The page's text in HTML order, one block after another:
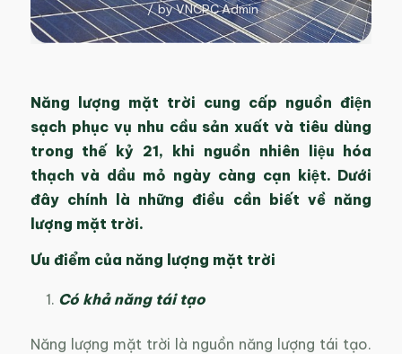
/ byVNCPC Admin
Năng lượng mặt trời cung cấp nguồn điện
sạch phục vụ nhu cầu sản xuất và tiêu dùng
trong thế kỷ 21, khi nguồn nhiên liệu hóa
thạch và dầu mỏ ngày càng cạn kiệt. Dưới
đây chính là những điều cần biết về năng
lượng mặt trời.
Ưu điểm của năng lượng mặt trời
Có khả năng tái tạo
Năng lượng mặt trời là nguồn năng lượng tái tạo.